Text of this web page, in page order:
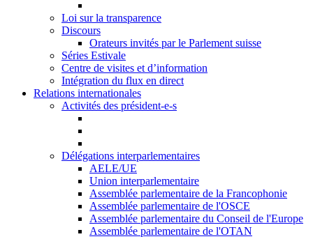
Loi sur la transparence
Discours
Orateurs invités par le Parlement suisse
Séries Estivale
Centre de visites et d’information
Intégration du flux en direct
Relations internationales
Activités des président-e-s
Délégations interparlementaires
AELE/UE
Union interparlementaire
Assemblée parlementaire de la Francophonie
Assemblée parlementaire de l'OSCE
Assemblée parlementaire du Conseil de l'Europe
Assemblée parlementaire de l'OTAN